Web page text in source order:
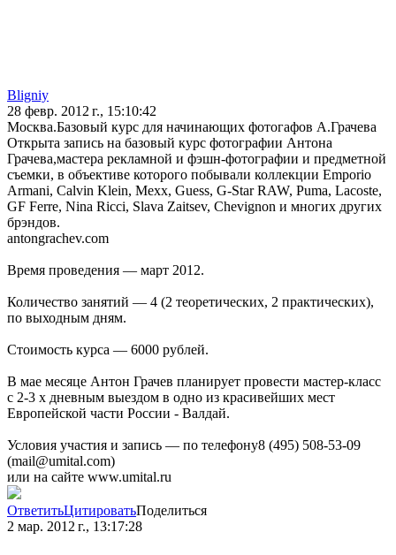
Bligniy
28 февр. 2012 г., 15:10:42
Москва.Базовый курс для начинающих фотогафов А.Грачева
Открыта запись на базовый курс фотографии Антона
Грачева,мастера рекламной и фэшн-фотографии и предметной
съемки, в объективе которого побывали коллекции Emporio
Armani, Calvin Klein, Mexx, Guess, G-Star RAW, Puma, Lacoste,
GF Ferre, Nina Ricci, Slava Zaitsev, Chevignon и многих других
брэндов.
antongrachev.com
Время проведения — март 2012.
Количество занятий — 4 (2 теоретических, 2 практических),
по выходным дням.
Стоимость курса — 6000 рублей.
В мае месяце Антон Грачев планирует провести мастер-класс
с 2-3 х дневным выездом в одно из красивейших мест
Европейской части России - Валдай.
Условия участия и запись — по телефону8 (495) 508-53-09
(mail@umital.com)
или на сайте www.umital.ru
ОтветитьЦитироватьПоделиться
2 мар. 2012 г., 13:17:28